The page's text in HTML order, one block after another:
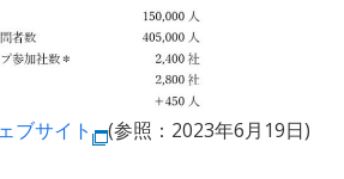
ブサイト (参照：2023年6月19日)